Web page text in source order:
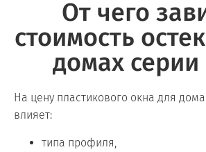
От чего
стоимость
домах
На цену пластикового окна для
влияет:
типа профиля,